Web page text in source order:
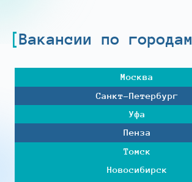
Вакансии по городам
Москва
Санкт-Петербург
Уфа
Пенза
Томск
Новосибирск